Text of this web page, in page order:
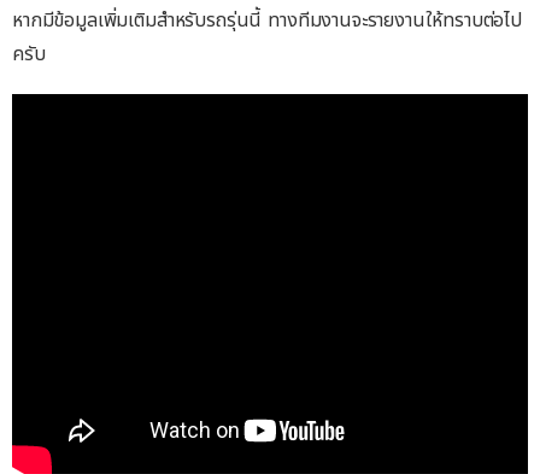
หากมีข้อมูลเพิ่มเติมสำหรับรถรุ่นนี้ ทางทีมงานจะรายงานให้ทราบต่อไป
ครับ